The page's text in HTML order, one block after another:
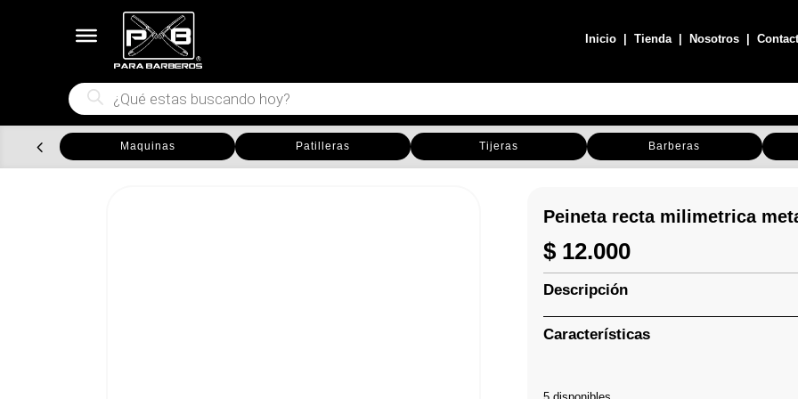
Inicio |Tienda| Nosotros |
Búsqueda
de
productos
Maquinas Patilleras Tijeras Barberas
Peineta recta milimetrica
$ 12.000
Descripción
Características